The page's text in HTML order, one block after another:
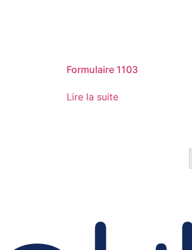
Formulaire 1103
Lire la suite